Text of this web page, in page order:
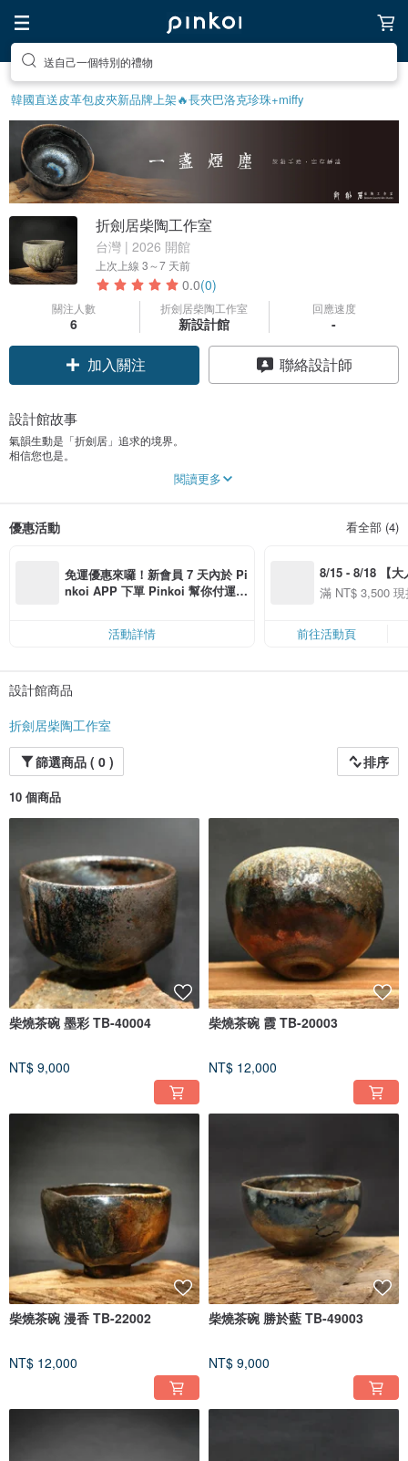
送自己一個特別的禮物
韓國直送皮革包皮夾新品牌上架🔥長夾巴洛克珍珠+miffy
折劍居柴陶工作室
台灣 | 2026 開館
上次上線 3～7 天前
0.0(0)
關注人數
6
折劍居柴陶工作室
新設計館
回應速度
-
加入關注 聯絡設計師
設計館故事
氣韻生動是「折劍居」追求的境界。
相信您也是。
2016 成立「折劍居柴陶工作室」專事柴燒陶茶碗及山水雕塑
2019 瑞士卡魯日國際陶藝競賽 入選
2025 「臥石眠雲」柴燒陶塑個展 新北市鶯歌陶瓷博物館
閱讀更多
優惠活動 看全部 (4)
免運優惠來囉！新會員 7 天內於 Pi
nkoi APP 下單 Pinkoi 幫你付運
活動詳情
8/15 - 8/18 【大
季】滿
滿 NT$ 3,500
前往活動頁
設計館商品
折劍居柴陶工作室
篩選商品 ( 0 )
排序
10 個商品
柴燒茶碗 墨彩 TB-40004
NT$ 9,000
柴燒茶碗 霞 TB-20003
NT$ 12,000
柴燒茶碗 漫香 TB-22002
NT$ 12,000
柴燒茶碗 勝於藍 TB-49003
NT$ 9,000